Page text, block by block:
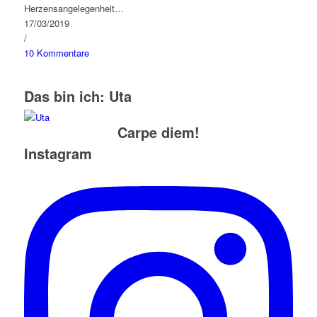
Herzensangelegenheit…
17/03/2019
/
10 Kommentare
Das bin ich: Uta
Carpe diem!
Instagram